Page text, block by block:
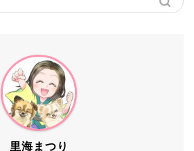
里海まつり